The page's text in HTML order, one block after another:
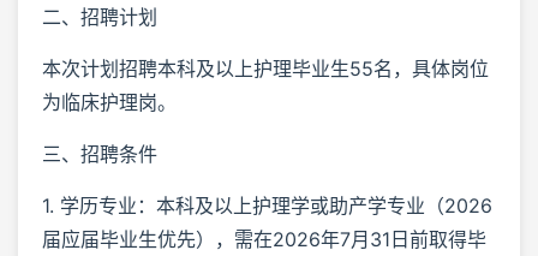
二、招聘计划
本次计划招聘本科及以上护理毕业生55名，具体岗位
为临床护理岗。
三、招聘条件
1. 学历专业：本科及以上护理学或助产学专业（2026
届应届毕业生优先），需在2026年7月31日前取得毕